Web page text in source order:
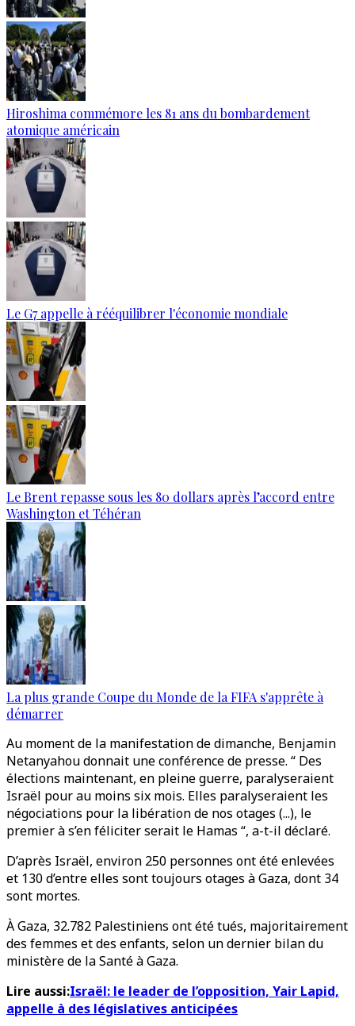
Hiroshima commémore les 81 ans du bombardement
atomique américain
Le G7 appelle à rééquilibrer l'économie mondiale
Le Brent repasse sous les 80 dollars après l’accord entre
Washington et Téhéran
La plus grande Coupe du Monde de la FIFA s'apprête à
démarrer
Au moment de la manifestation de dimanche, Benjamin
Netanyahou donnait une conférence de presse. “ Des
élections maintenant, en pleine guerre, paralyseraient
Israël pour au moins six mois. Elles paralyseraient les
négociations pour la libération de nos otages (...), le
premier à s’en féliciter serait le Hamas “, a-t-il déclaré.
D’après Israël, environ 250 personnes ont été enlevées
et 130 d’entre elles sont toujours otages à Gaza, dont 34
sont mortes.
À Gaza, 32.782 Palestiniens ont été tués, majoritairement
des femmes et des enfants, selon un dernier bilan du
ministère de la Santé à Gaza.
Lire aussi:Israël: le leader de l’opposition, Yair Lapid,
appelle à des législatives anticipées